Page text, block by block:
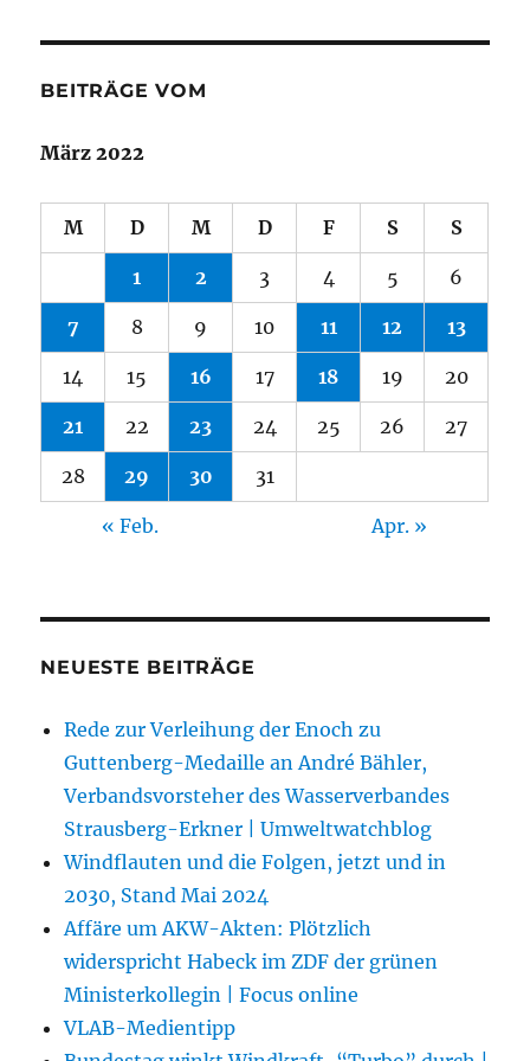
BEITRÄGE VOM
März 2022
M D M D F S S
1 2 3 4 5 6
7 8 9 10 11 12 13
14 15 16 17 18 19 20
21 22 23 24 25 26 27
28 29 30 31
« Feb. Apr. »
NEUESTE BEITRÄGE
Rede zur Verleihung der Enoch zu
Guttenberg-Medaille an André Bähler,
Verbandsvorsteher des Wasserverbandes
Strausberg-Erkner | Umweltwatchblog
Windflauten und die Folgen, jetzt und in
2030, Stand Mai 2024
Affäre um AKW-Akten: Plötzlich
widerspricht Habeck im ZDF der grünen
Ministerkollegin | Focus online
VLAB-Medientipp